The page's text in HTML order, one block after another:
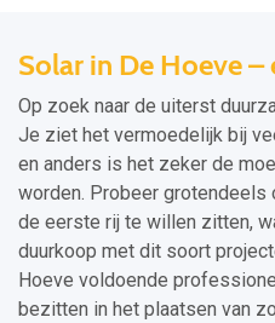
Solar in De Hoeve
Op zoek naar de uiterst
Je ziet het vermoedelijk bij
en anders is het zeker de
worden. Probeer grotendeels
de eerste rij te willen zitten,
duurkoop met dit soort
Hoeve voldoende
bezitten in het plaatsen van